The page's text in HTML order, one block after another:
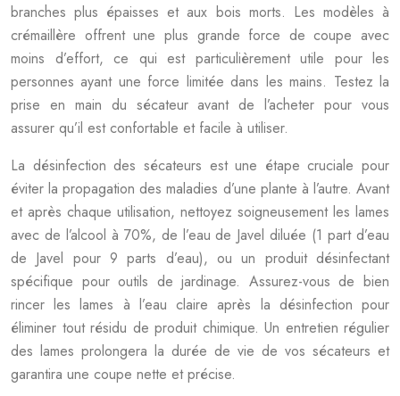
branches plus épaisses et aux bois morts. Les modèles à
crémaillère offrent une plus grande force de coupe avec
moins d’effort, ce qui est particulièrement utile pour les
personnes ayant une force limitée dans les mains. Testez la
prise en main du sécateur avant de l’acheter pour vous
assurer qu’il est confortable et facile à utiliser.
La désinfection des sécateurs est une étape cruciale pour
éviter la propagation des maladies d’une plante à l’autre. Avant
et après chaque utilisation, nettoyez soigneusement les lames
avec de l’alcool à 70%, de l’eau de Javel diluée (1 part d’eau
de Javel pour 9 parts d’eau), ou un produit désinfectant
spécifique pour outils de jardinage. Assurez-vous de bien
rincer les lames à l’eau claire après la désinfection pour
éliminer tout résidu de produit chimique. Un entretien régulier
des lames prolongera la durée de vie de vos sécateurs et
garantira une coupe nette et précise.